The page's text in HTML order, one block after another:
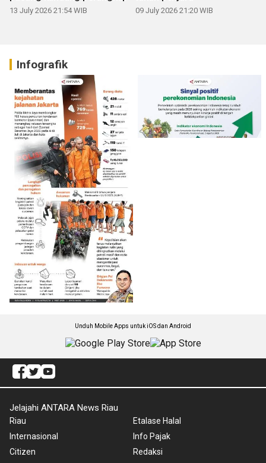
13 July 2026 21:54 WIB 09 July 2026 21:20 WIB
Infografik
Unduh Mobile Apps untuk iOS dan Android
Jelajahi ANTARA News Riau
Riau
Internasional
Citizen
Etalase Halal
Info Pajak
Redaksi